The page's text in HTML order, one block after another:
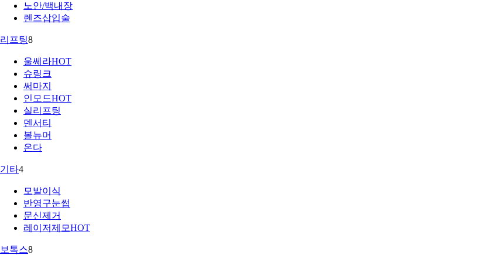
노안/백내장
렌즈삽입술
리프팅8
울쎄라HOT
슈링크
써마지
인모드HOT
실리프팅
덴서티
볼뉴머
온다
기타4
모발이식
반영구눈썹
문신제거
레이저제모HOT
보톡스8